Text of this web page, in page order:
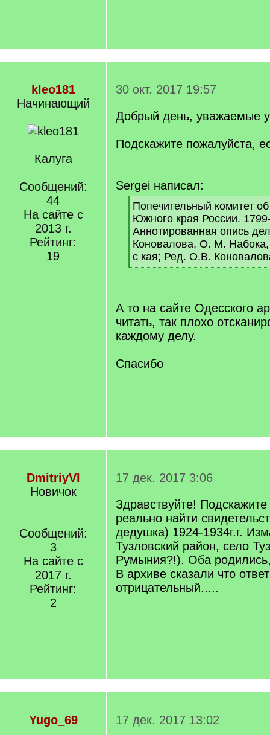
kleo181
Начинающий
Калуга
Сообщений:
44
На сайте с
2013 г.
Рейтинг:
19
30 окт. 2017 19:57
Добрый день, уважаемые
Подскажите пожалуйста,
Sergei написал:
[
q
Попечительный комитет
Южного края России.
Аннотированная опись
Коновалова, О. М.
с кая; Ред. О.В.
[
А то на сайте Одесского
читать, так плохо
каждому делу.
Спасибо
DmitriyVl
Новичок
Сообщений:
3
На сайте с
2017 г.
Рейтинг:
2
17 дек. 2017 3:06
Здравствуйте!
реально найти
дедушка) 1924-1934г.г.
Тузловский район, село
Румыния?!). Оба
В архиве сказали что
отрицательный.....
Yugo_69
17 дек. 2017 13:02